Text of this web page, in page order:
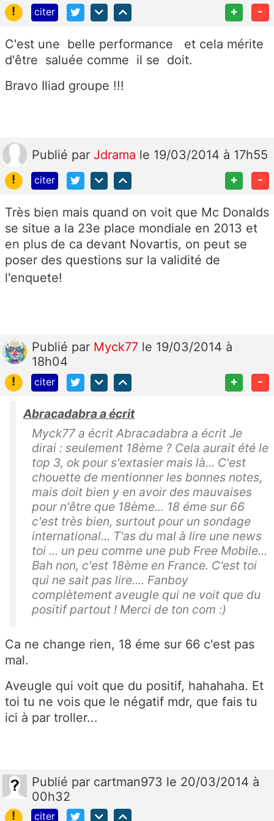
!
citer + -
C'est une belle performance et cela mérite
d'être saluée comme il se doit.
Bravo Iliad groupe !!!
Publié par Jdrama le 19/03/2014 à 17h55
!
citer + -
Très bien mais quand on voit que Mc Donalds
se situe a la 23e place mondiale en 2013 et
en plus de ca devant Novartis, on peut se
poser des questions sur la validité de
l'enquete!
Publié par Myck77 le 19/03/2014 à
18h04
!
citer + -
Abracadabra a écrit
Myck77 a écrit Abracadabra a écrit Je
dirai : seulement 18ème ? Cela aurait été le
top 3, ok pour s'extasier mais là... C'est
chouette de mentionner les bonnes notes,
mais doit bien y en avoir des mauvaises
pour n'être que 18ème... 18 éme sur 66
c'est très bien, surtout pour un sondage
international... T'as du mal à lire une news
toi ... un peu comme une pub Free Mobile...
Bah non, c'est 18ème en France. C'est toi
qui ne sait pas lire.... Fanboy
complètement aveugle qui ne voit que du
positif partout ! Merci de ton com :)
Ca ne change rien, 18 éme sur 66 c'est pas
mal.
Aveugle qui voit que du positif, hahahaha. Et
toi tu ne vois que le négatif mdr, que fais tu
ici à par troller...
Publié par cartman973 le 20/03/2014 à
00h32
!
citer